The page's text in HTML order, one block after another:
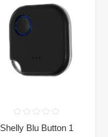
Shelly Blu Button 1